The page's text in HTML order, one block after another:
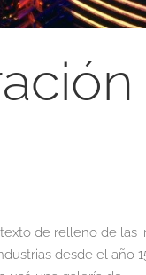
de relleno de las
desde el año